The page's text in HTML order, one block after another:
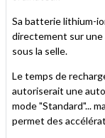
Sa batterie lithium-
directement sur une
sous la selle.
Le temps de
autoriserait une
mode "Standard"...
permet des